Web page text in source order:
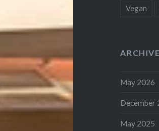
Vegan
May 2026
December
May 2025